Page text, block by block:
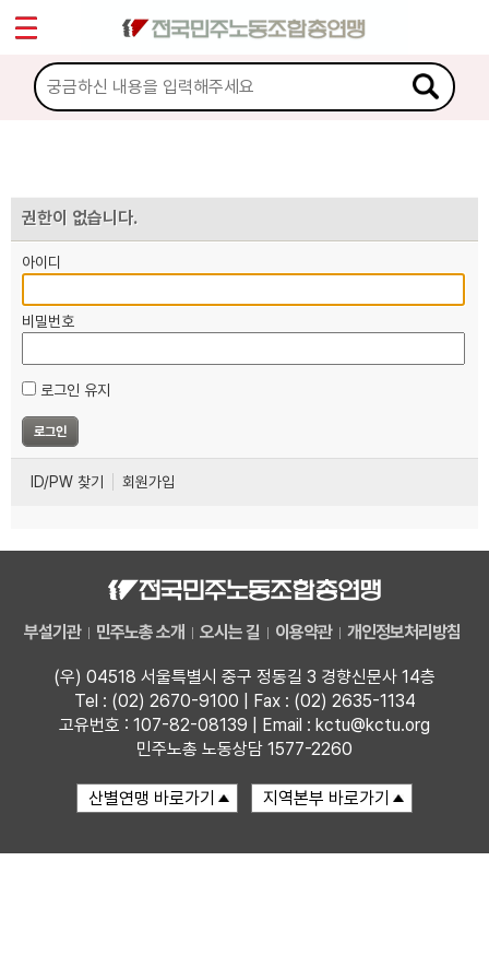
권한이 없습니다.
아이디
비밀번호
로그인 유지
ID/PW 찾기 회원가입
부설기관 민주노총 소개 오시는 길 이용약관 개인정보처리방침
(우) 04518 서울특별시 중구 정동길 3 경향신문사 14층
Tel : (02) 2670-9100 | Fax : (02) 2635-1134
고유번호 : 107-82-08139 | Email : kctu@kctu.org
민주노총 노동상담 1577-2260
마이페이지
소개
노동상담
자료
부설기관
업무